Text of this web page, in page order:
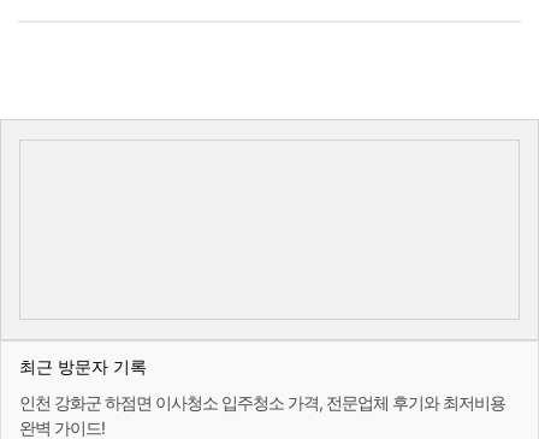
최근 방문자 기록
인천 강화군 하점면 이사청소 입주청소 가격, 전문업체 후기와 최저비용
완벽 가이드!